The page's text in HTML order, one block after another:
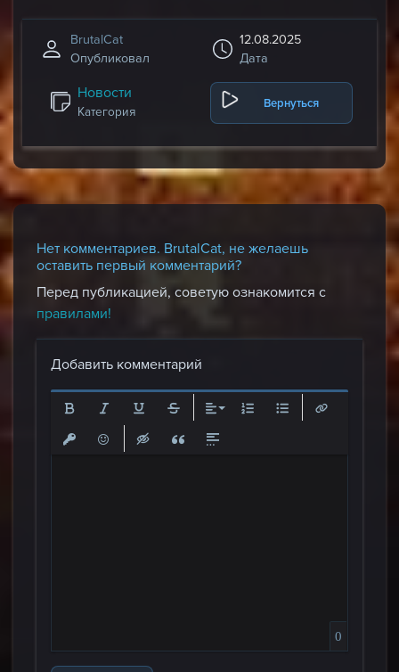
BrutalCat
Опубликовал
12.08.2025
Дата
Новости
Категория
Вернуться
Нет комментариев. BrutalCat, не желаешь
оставить первый комментарий?
Перед публикацией, советую ознакомится с
правилами!
Добавить комментарий
Полужирный
КурсивПодчеркнутый
0